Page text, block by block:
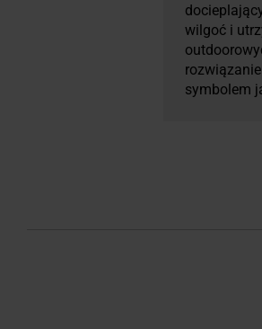
wilgoć i
symbolem